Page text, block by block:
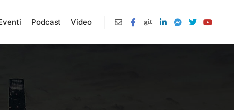
Podcast Video